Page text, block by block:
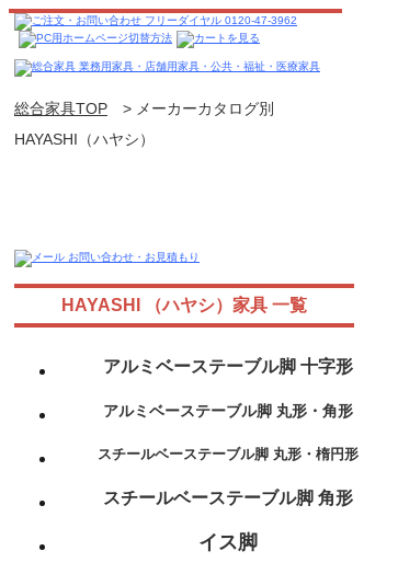
総合家具TOP > メーカーカタログ別
HAYASHI（ハヤシ）
HAYASHI （ハヤシ）家具 一覧
アルミベーステーブル脚 十字形
アルミベーステーブル脚 丸形・角形
スチールベーステーブル脚 丸形・楕円形
スチールベーステーブル脚 角形
イス脚